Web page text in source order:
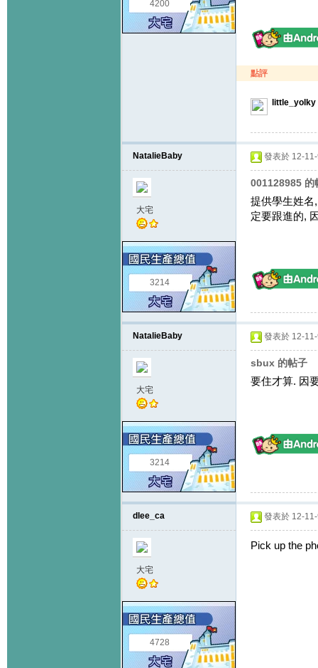
4200
點評
little_yolky
NatalieBaby
大宅
3214
發表於 12-
001128985 的
提供學生姓名
定要跟進的,
NatalieBaby
大宅
3214
發表於 12-
sbux 的帖子
要住才算. 因
dlee_ca
大宅
4728
發表於 12-
Pick up the